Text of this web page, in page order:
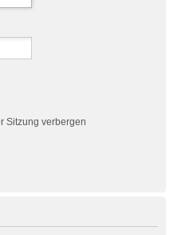
Sitzung verbergen